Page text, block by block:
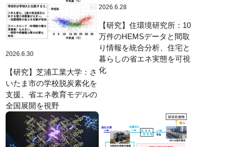
2026.6.30
【研究】芝浦工業大学：さ
いたま市の学校脱炭素化を
支援、省エネ教育モデルの
全国展開を視野
2026.6.28
【研究】住環境研究所：10
万件のHEMSデータと間取
り情報を統合分析、住宅と
暮らしの省エネ実態を可視
化